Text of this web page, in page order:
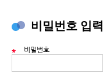
비밀번호 입력
비밀번호